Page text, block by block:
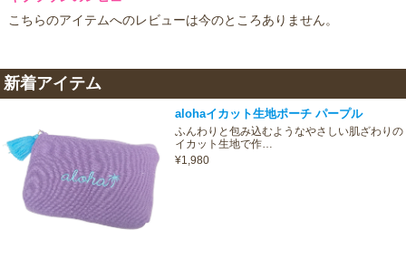
こちらのアイテムへのレビューは今のところありません。
新着アイテム
alohaイカット生地ポーチ パープル
ふんわりと包み込むようなやさしい肌ざわりの
イカット生地で作…
¥1,980